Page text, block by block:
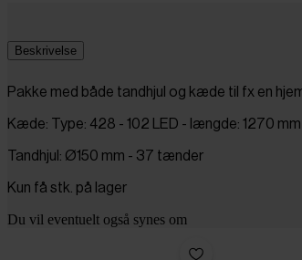
Beskrivelse
Pakke med både tandhjul og kæde til fx en
Kæde: Type: 428 - 102 LED - længde: 1270 mm
Tandhjul: Ø150 mm - 37 tænder
Kun få stk. på lager
Du vil eventuelt også synes om